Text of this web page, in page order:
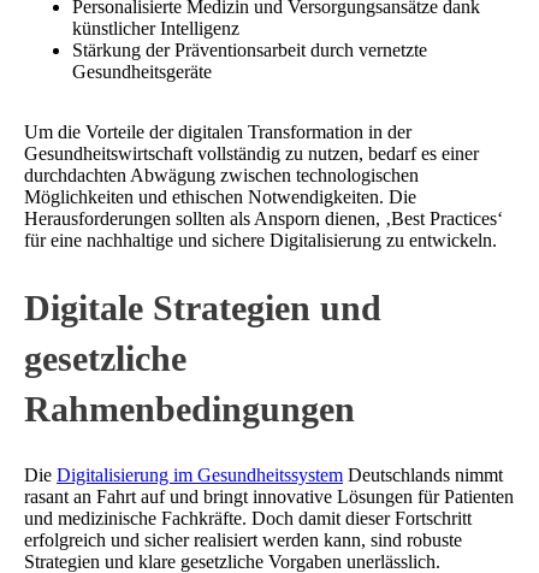
Personalisierte Medizin und Versorgungsansätze dank
künstlicher Intelligenz
Stärkung der Präventionsarbeit durch vernetzte
Gesundheitsgeräte
Um die Vorteile der digitalen Transformation in der
Gesundheitswirtschaft vollständig zu nutzen, bedarf es einer
durchdachten Abwägung zwischen technologischen
Möglichkeiten und ethischen Notwendigkeiten. Die
Herausforderungen sollten als Ansporn dienen, ‚Best Practices‘
für eine nachhaltige und sichere Digitalisierung zu entwickeln.
Digitale Strategien und
gesetzliche
Rahmenbedingungen
Die Digitalisierung im Gesundheitssystem Deutschlands nimmt
rasant an Fahrt auf und bringt innovative Lösungen für Patienten
und medizinische Fachkräfte. Doch damit dieser Fortschritt
erfolgreich und sicher realisiert werden kann, sind robuste
Strategien und klare gesetzliche Vorgaben unerlässlich.